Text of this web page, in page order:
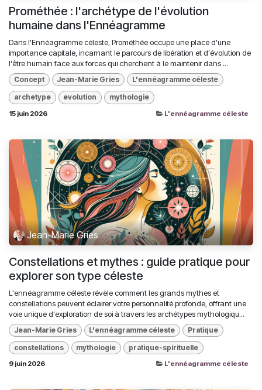
Prométhée : l'archétype de l'évolution
humaine dans l'Ennéagramme
Dans l'Ennéagramme céleste, Prométhée occupe une place d'une
importance capitale, incarnant le parcours de libération et d'évolution de
l'être humain face aux forces qui cherchent à le maintenir dans ...
Concept Jean-Marie Gries L'ennéagramme céleste
archetype evolution mythologie
15 juin 2026 L'ennéagramme céleste
Jean-Marie Gries
Constellations et mythes : guide pratique pour
explorer son type céleste
L'ennéagramme céleste révèle comment les grands mythes et
constellations peuvent éclairer votre personnalité profonde, offrant une
voie unique d'exploration de soi à travers les archétypes mythologiqu...
Jean-Marie Gries L'ennéagramme céleste Pratique
constellations mythologie pratique-spirituelle
9 juin 2026 L'ennéagramme céleste